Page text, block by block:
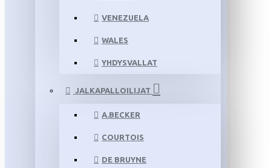
VENEZUELA
WALES
YHDYSVALLAT
JALKAPALLOILIJAT
A.BECKER
COURTOIS
DE BRUYNE